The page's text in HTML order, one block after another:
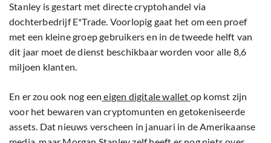
Stanley is gestart met directe cryptohandel via
dochterbedrijf E*Trade. Voorlopig gaat het om een proef
met een kleine groep gebruikers en in de tweede helft van
dit jaar moet de dienst beschikbaar worden voor alle 8,6
miljoen klanten.
En er zou ook nog een eigen digitale wallet op komst zijn
voor het bewaren van cryptomunten en getokeniseerde
assets. Dat nieuws verscheen in januari in de Amerikaanse